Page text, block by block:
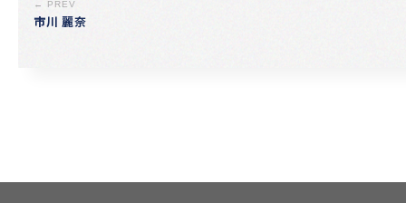
← PREV
市川 麗奈